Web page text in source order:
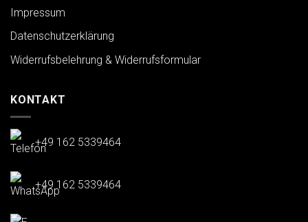
Impressum
Datenschutzerklärung
Widerrufsbelehrung & Widerrufsformular
KONTAKT
+49 162 5339464
+49 162 5339464